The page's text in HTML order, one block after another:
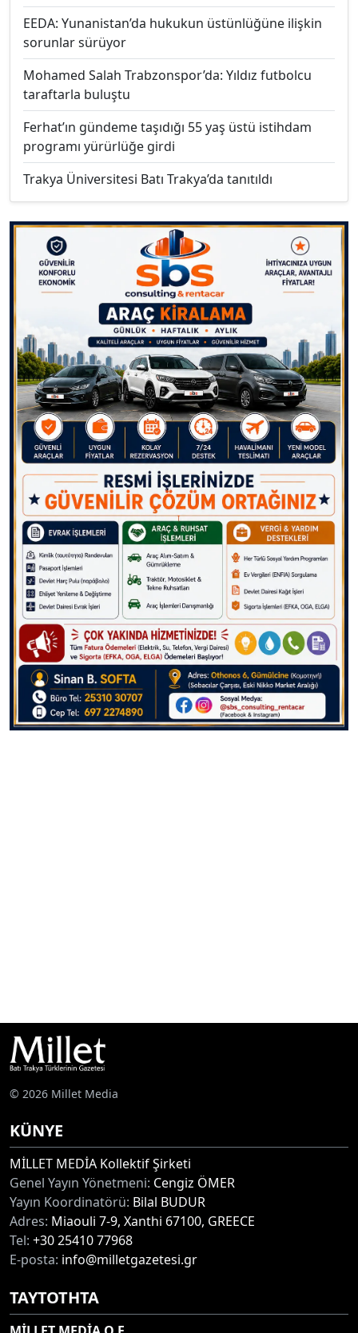
EEDA: Yunanistan’da hukukun üstünlüğüne ilişkin
sorunlar sürüyor
Mohamed Salah Trabzonspor’da: Yıldız futbolcu
taraftarla buluştu
Ferhat’ın gündeme taşıdığı 55 yaş üstü istihdam
programı yürürlüğe girdi
Trakya Üniversitesi Batı Trakya’da tanıtıldı
© 2026 Millet Media
KÜNYE
MİLLET MEDİA Kollektif Şirketi
Genel Yayın Yönetmeni: Cengiz ÖMER
Yayın Koordinatörü: Bilal BUDUR
Adres: Miaouli 7-9, Xanthi 67100, GREECE
Tel: +30 25410 77968
E-posta: info@milletgazetesi.gr
ΤΑΥΤΟΤΗΤΑ